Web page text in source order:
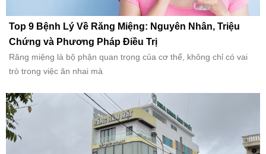
Top 9 Bệnh Lý Về Răng Miệng: Nguyên Nhân, Triệu
Chứng và Phương Pháp Điều Trị
Răng miệng là bộ phận quan trọng của cơ thể, không chỉ có vai
trò trong việc ăn nhai mà